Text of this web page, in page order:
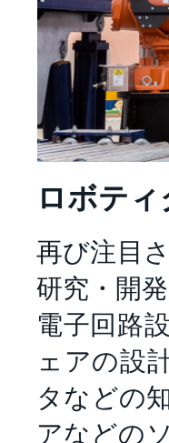
ロボティ
再び注目
研究・開
電子回路
ェアの設
タなどの
アなどの